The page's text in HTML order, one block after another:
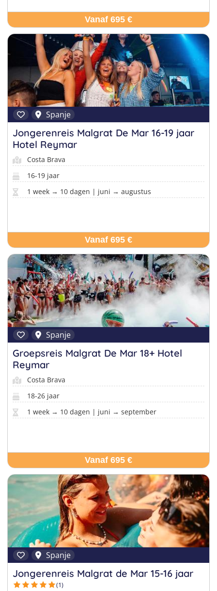
Vanaf 695 €
Spanje
Jongerenreis Malgrat De Mar 16-19 jaar
Hotel Reymar
Costa Brava
16-19 jaar
1 week → 10 dagen | juni → augustus
Vanaf 695 €
Spanje
Groepsreis Malgrat De Mar 18+ Hotel
Reymar
Costa Brava
18-26 jaar
1 week → 10 dagen | juni → september
Vanaf 695 €
Spanje
Jongerenreis Malgrat de Mar 15-16 jaar
(1)